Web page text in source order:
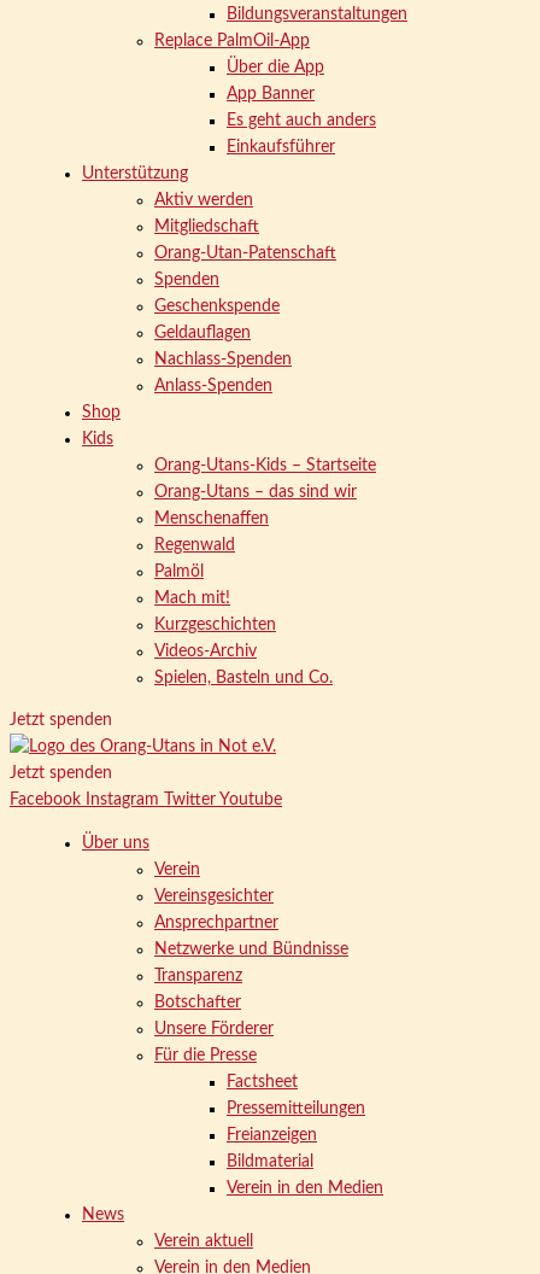
Bildungsveranstaltungen
Replace PalmOil-App
Über die App
App Banner
Es geht auch anders
Einkaufsführer
Unterstützung
Aktiv werden
Mitgliedschaft
Orang-Utan-Patenschaft
Spenden
Geschenkspende
Geldauflagen
Nachlass-Spenden
Anlass-Spenden
Shop
Kids
Orang-Utans-Kids – Startseite
Orang-Utans – das sind wir
Menschenaffen
Regenwald
Palmöl
Mach mit!
Kurzgeschichten
Videos-Archiv
Spielen, Basteln und Co.
Jetzt spenden
Jetzt spenden
Facebook
Instagram Twitter Youtube
Über uns
Verein
Vereinsgesichter
Ansprechpartner
Netzwerke und Bündnisse
Transparenz
Botschafter
Unsere Förderer
Für die Presse
Factsheet
Pressemitteilungen
Freianzeigen
Bildmaterial
Verein in den Medien
News
Verein aktuell
Verein in den Medien